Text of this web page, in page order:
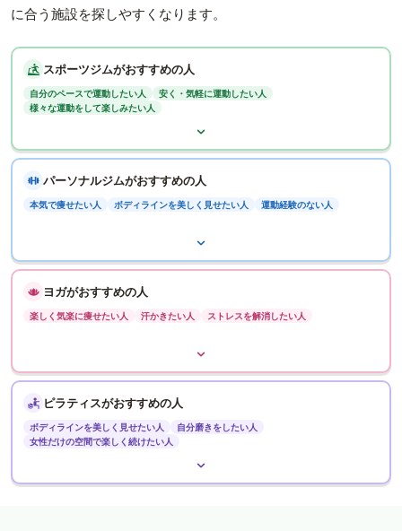
に合う施設を探しやすくなります。
スポーツジムがおすすめの人
自分のペースで運動したい人
安く・気軽に運動したい人
様々な運動をして楽しみたい人
パーソナルジムがおすすめの人
本気で痩せたい人 ボディラインを美しく見せたい人 運動経験のない人
ヨガがおすすめの人
楽しく気楽に痩せたい人 汗かきたい人 ストレスを解消したい人
ピラティスがおすすめの人
ボディラインを美しく見せたい人
自分磨きをしたい人
女性だけの空間で楽しく続けたい人